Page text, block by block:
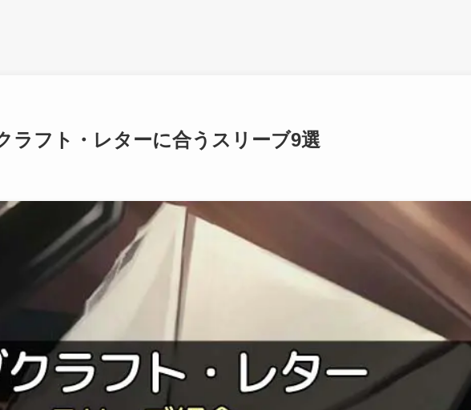
ラフト・レターに合うスリーブ9選